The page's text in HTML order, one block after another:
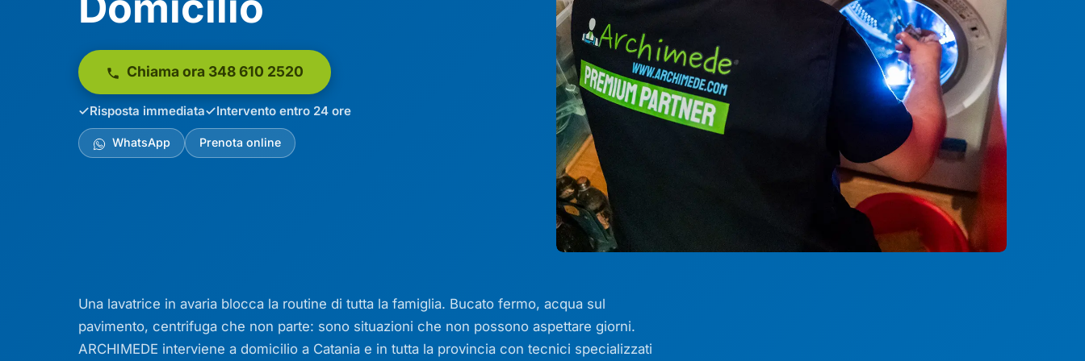
Chiama ora 348 610 2520
Risposta immediata Intervento entro 24 ore
WhatsApp Prenota online
Una lavatrice in avaria blocca la routine di tutta la famiglia. Bucato fermo, acqua sul
pavimento, centrifuga che non parte: sono situazioni che non possono aspettare giorni.
ARCHIMEDE interviene a domicilio a Catania e in tutta la provincia con tecnici specializzati